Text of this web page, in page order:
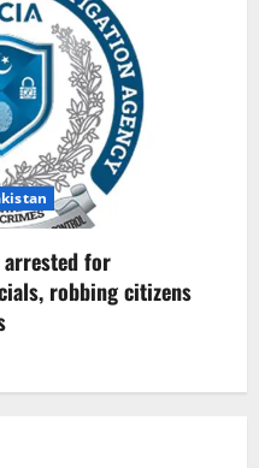
arrested for
robbing citizens